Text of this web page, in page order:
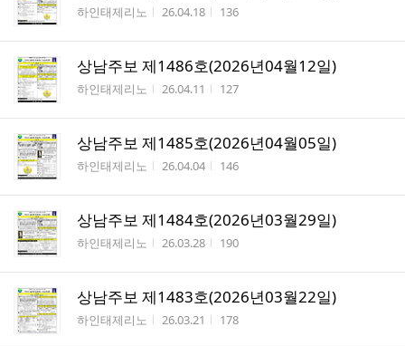
작성자
하인태제리노 작성시간
26.04.18 조회수
136
상남주보 제1486호(2026년04월12일)
작성자
하인태제리노 작성시간
26.04.11 조회수
127
상남주보 제1485호(2026년04월05일)
작성자
하인태제리노 작성시간
26.04.04 조회수
146
상남주보 제1484호(2026년03월29일)
작성자
하인태제리노 작성시간
26.03.28 조회수
190
상남주보 제1483호(2026년03월22일)
작성자
하인태제리노 작성시간
26.03.21 조회수
178